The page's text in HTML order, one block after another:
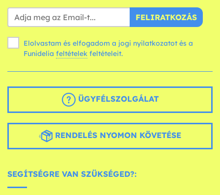
FELIRATKOZÁS
Elolvastam és elfogadom a jogi nyilatkozatot és a
Funidelia feltételek feltételeit.
ÜGYFÉLSZOLGÁLAT
RENDELÉS NYOMON KÖVETÉSE
SEGÍTSÉGRE VAN SZÜKSÉGED?: